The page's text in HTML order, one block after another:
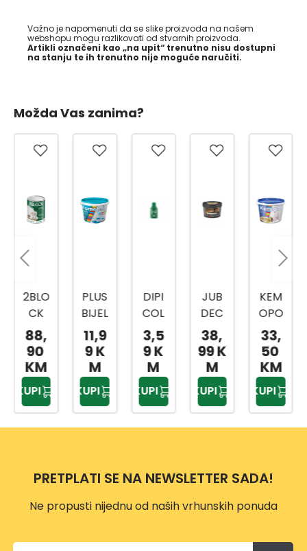
Važno je napomenuti da se slike proizvoda na našem
webshopu mogu razlikovati od stvarnih proizvoda.
Artikli označeni kao „na upit“ trenutno nisu dostupni
na stanju te ih trenutno nije moguće naručiti.
Možda Vas zanima?
2BLO
CK
BLOK
ATO
R
MRLJ
A 5L
88,
90
KM
KUPI
PLUS
BIJEL
I 2L
11,9
9 K
M
KUPI
DIPI
COL
OR
ZELE
NI
3,5
9 K
M
KUPI
JUB
DEC
OR
DESE
RT
PEAR
L
0,65L
38,
99 K
M
KUPI
KEM
OPO
L 15L
33,
50
KM
KUPI
PRETPLATI SE NA NEWSLETTER SADA!
Ne propusti nijednu od naših vrhunskih ponuda